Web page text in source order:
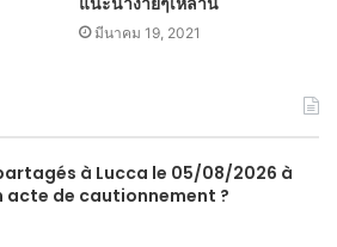
มีนาคม 19, 2021
à Lucca le 05/08/2026 à
acte de cautionnement ?